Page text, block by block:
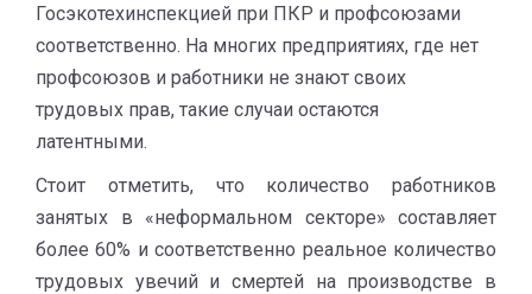
Госэкотехинспекцией при ПКР и профсоюзами
соответственно. На многих предприятиях, где нет
профсоюзов и работники не знают своих
трудовых прав, такие случаи остаются
латентными.
Стоит отметить, что количество работников
занятых в «неформальном секторе» составляет
более 60% и соответственно реальное количество
трудовых увечий и смертей на производстве в